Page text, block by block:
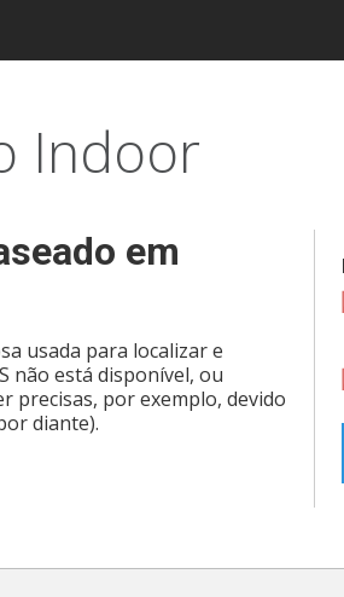
Indoor
em
usada para localizar e
não está disponível, ou
precisas, por exemplo, devido
diante).